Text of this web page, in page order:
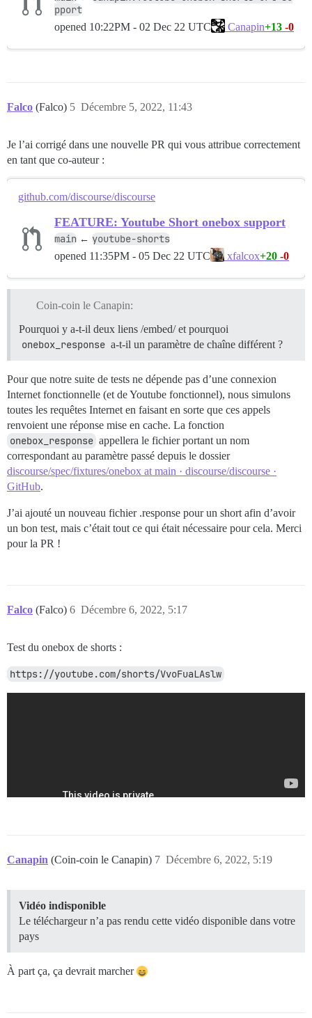
pport
opened 10:22PM - 02 Dec 22 UTC Canapin+13 -0
Falco (Falco) Décembre 5, 2022, 11:43
5
Je l’ai corrigé dans une nouvelle PR qui vous attribue correctement
en tant que co-auteur :
github.com/discourse/discourse
FEATURE: Youtube Short onebox support
main ← youtube-shorts
opened 11:35PM - 05 Dec 22 UTC xfalcox+20 -0
Coin-coin le Canapin:
Pourquoi y a-t-il deux liens /embed/ et pourquoi
onebox_response a-t-il un paramètre de chaîne différent ?
Pour que notre suite de tests ne dépende pas d’une connexion
Internet fonctionnelle (et de Youtube fonctionnel), nous simulons
toutes les requêtes Internet en faisant en sorte que ces appels
renvoient une réponse mise en cache. La fonction
onebox_response appellera le fichier portant un nom
correspondant au paramètre passé depuis le dossier
discourse/spec/fixtures/onebox at main · discourse/discourse ·
GitHub.
J’ai ajouté un nouveau fichier .response pour un short afin d’avoir
un bon test, mais c’était tout ce qui était nécessaire pour cela. Merci
pour la PR !
Falco (Falco) Décembre 6, 2022, 5:17
6
Test du onebox de shorts :
https://youtube.com/shorts/VvoFuaLAslw
Canapin (Coin-coin le Canapin) Décembre 6, 2022, 5:19
7
Vidéo indisponible
Le téléchargeur n’a pas rendu cette vidéo disponible dans votre
pays
À part ça, ça devrait marcher